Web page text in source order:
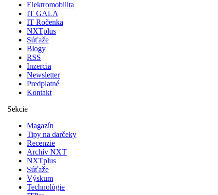
Elektromobilita
IT GALA
IT Ročenka
NXTplus
Súťaže
Blogy
RSS
Inzercia
Newsletter
Predplatné
Kontakt
Sekcie
Magazín
Tipy na darčeky
Recenzie
Archív NXT
NXTplus
Súťaže
Výskum
Technológie